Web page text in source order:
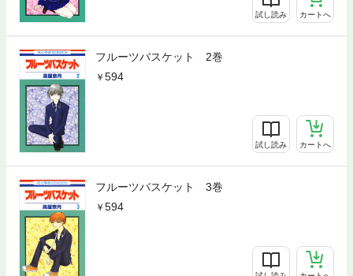
試し読み カートへ
フルーツバスケット 2巻
594
試し読み カートへ
フルーツバスケット 3巻
594